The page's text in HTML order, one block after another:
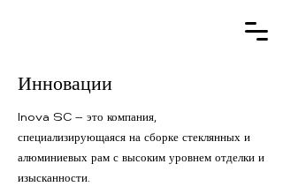
Инновации
Inova SC — это компания,
специализирующаяся на сборке стеклянных и
алюминиевых рам с высоким уровнем отделки и
изысканности.